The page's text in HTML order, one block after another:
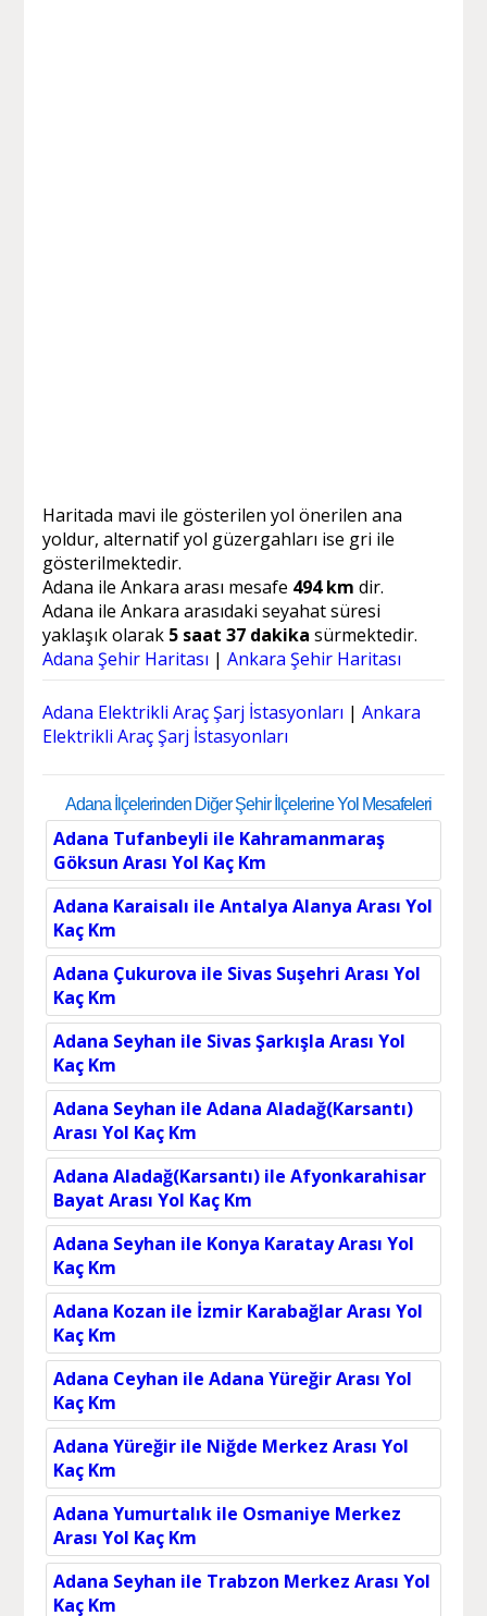
Haritada mavi ile gösterilen yol önerilen ana
yoldur, alternatif yol güzergahları ise gri ile
gösterilmektedir.
Adana ile Ankara arası mesafe 494 km dir.
Adana ile Ankara arasıdaki seyahat süresi
yaklaşık olarak 5 saat 37 dakika sürmektedir.
Adana Şehir Haritası | Ankara Şehir Haritası
Adana Elektrikli Araç Şarj İstasyonları | Ankara
Elektrikli Araç Şarj İstasyonları
Adana İlçelerinden Diğer Şehir İlçelerine Yol Mesafeleri
Adana Tufanbeyli ile Kahramanmaraş
Göksun Arası Yol Kaç Km
Adana Karaisalı ile Antalya Alanya Arası Yol
Kaç Km
Adana Çukurova ile Sivas Suşehri Arası Yol
Kaç Km
Adana Seyhan ile Sivas Şarkışla Arası Yol
Kaç Km
Adana Seyhan ile Adana Aladağ(Karsantı)
Arası Yol Kaç Km
Adana Aladağ(Karsantı) ile Afyonkarahisar
Bayat Arası Yol Kaç Km
Adana Seyhan ile Konya Karatay Arası Yol
Kaç Km
Adana Kozan ile İzmir Karabağlar Arası Yol
Kaç Km
Adana Ceyhan ile Adana Yüreğir Arası Yol
Kaç Km
Adana Yüreğir ile Niğde Merkez Arası Yol
Kaç Km
Adana Yumurtalık ile Osmaniye Merkez
Arası Yol Kaç Km
Adana Seyhan ile Trabzon Merkez Arası Yol
Kaç Km